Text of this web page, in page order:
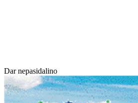
Dar nepasidalino